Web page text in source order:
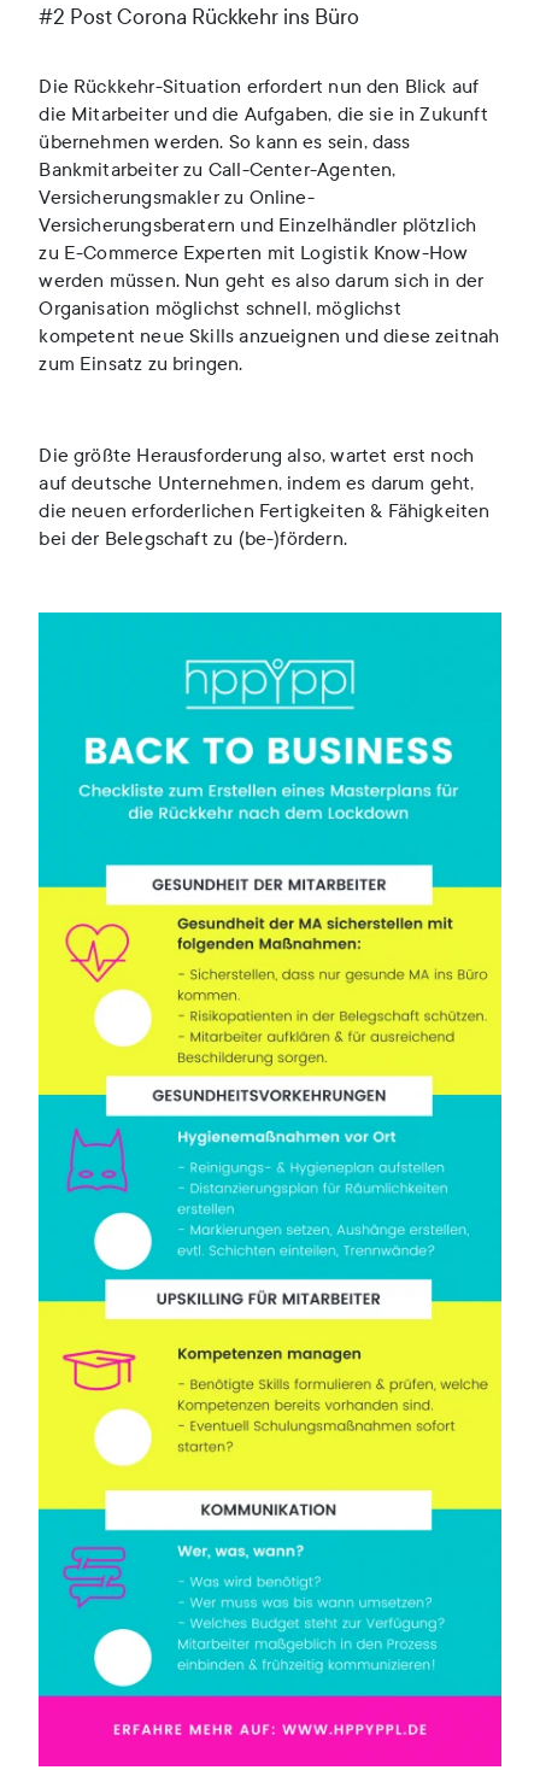
#2 Post Corona Rückkehr ins Büro
Die Rückkehr-Situation erfordert nun den Blick auf
die Mitarbeiter und die Aufgaben, die sie in Zukunft
übernehmen werden. So kann es sein, dass
Bankmitarbeiter zu Call-Center-Agenten,
Versicherungsmakler zu Online-
Versicherungsberatern und Einzelhändler plötzlich
zu E-Commerce Experten mit Logistik Know-How
werden müssen. Nun geht es also darum sich in der
Organisation möglichst schnell, möglichst
kompetent neue Skills anzueignen und diese zeitnah
zum Einsatz zu bringen.
Die größte Herausforderung also, wartet erst noch
auf deutsche Unternehmen, indem es darum geht,
die neuen erforderlichen Fertigkeiten & Fähigkeiten
bei der Belegschaft zu (be-)fördern.